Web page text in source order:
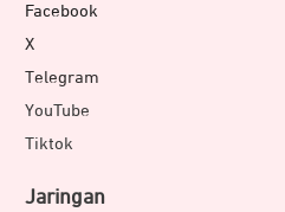
Facebook
X
Telegram
YouTube
Tiktok
Jaringan